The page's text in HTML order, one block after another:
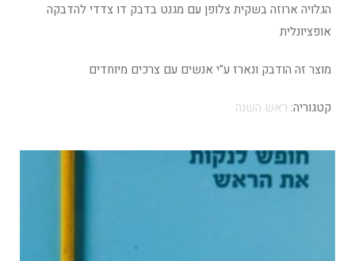
הגלויה ארוזה בשקית צלופן עם מגנט בדבק דו צדדי להדבקה
אופציונלית
מוצר זה הודבק ונארז ע"י אנשים עם צרכים מיוחדים
קטגוריה: ראש השנה